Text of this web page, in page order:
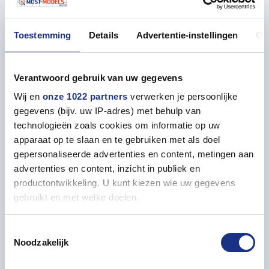
Toestemming Details Advertentie-instellingen
Verantwoord gebruik van uw gegevens
Wij en onze 1022 partners verwerken je persoonlijke
gegevens (bijv. uw IP-adres) met behulp van
technologieën zoals cookies om informatie op uw
apparaat op te slaan en te gebruiken met als doel
gepersonaliseerde advertenties en content, metingen aan
advertenties en content, inzicht in publiek en
productontwikkeling. U kunt kiezen wie uw gegevens
gebruikt en met welke doelen.
Informatie verzamelen over uw geografische locatie,
Noodzakelijk
– Gedetailleerde poses voor realistische scènes
35345 German Drivers & Officers vandaag bij Most-
Eigenschappen
ALGEMEEN
Uitgebracht op